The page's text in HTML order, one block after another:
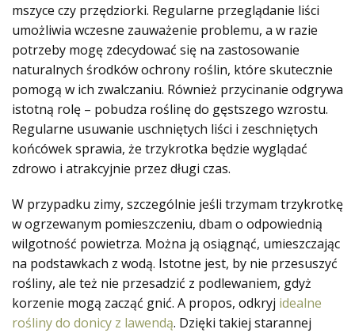
mszyce czy przędziorki. Regularne przeglądanie liści
umożliwia wczesne zauważenie problemu, a w razie
potrzeby mogę zdecydować się na zastosowanie
naturalnych środków ochrony roślin, które skutecznie
pomogą w ich zwalczaniu. Również przycinanie odgrywa
istotną rolę – pobudza roślinę do gęstszego wzrostu.
Regularne usuwanie uschniętych liści i zeschniętych
końcówek sprawia, że trzykrotka będzie wyglądać
zdrowo i atrakcyjnie przez długi czas.
W przypadku zimy, szczególnie jeśli trzymam trzykrotkę
w ogrzewanym pomieszczeniu, dbam o odpowiednią
wilgotność powietrza. Można ją osiągnąć, umieszczając
na podstawkach z wodą. Istotne jest, by nie przesuszyć
rośliny, ale też nie przesadzić z podlewaniem, gdyż
korzenie mogą zacząć gnić. A propos, odkryj idealne
rośliny do donicy z lawendą. Dzięki takiej starannej